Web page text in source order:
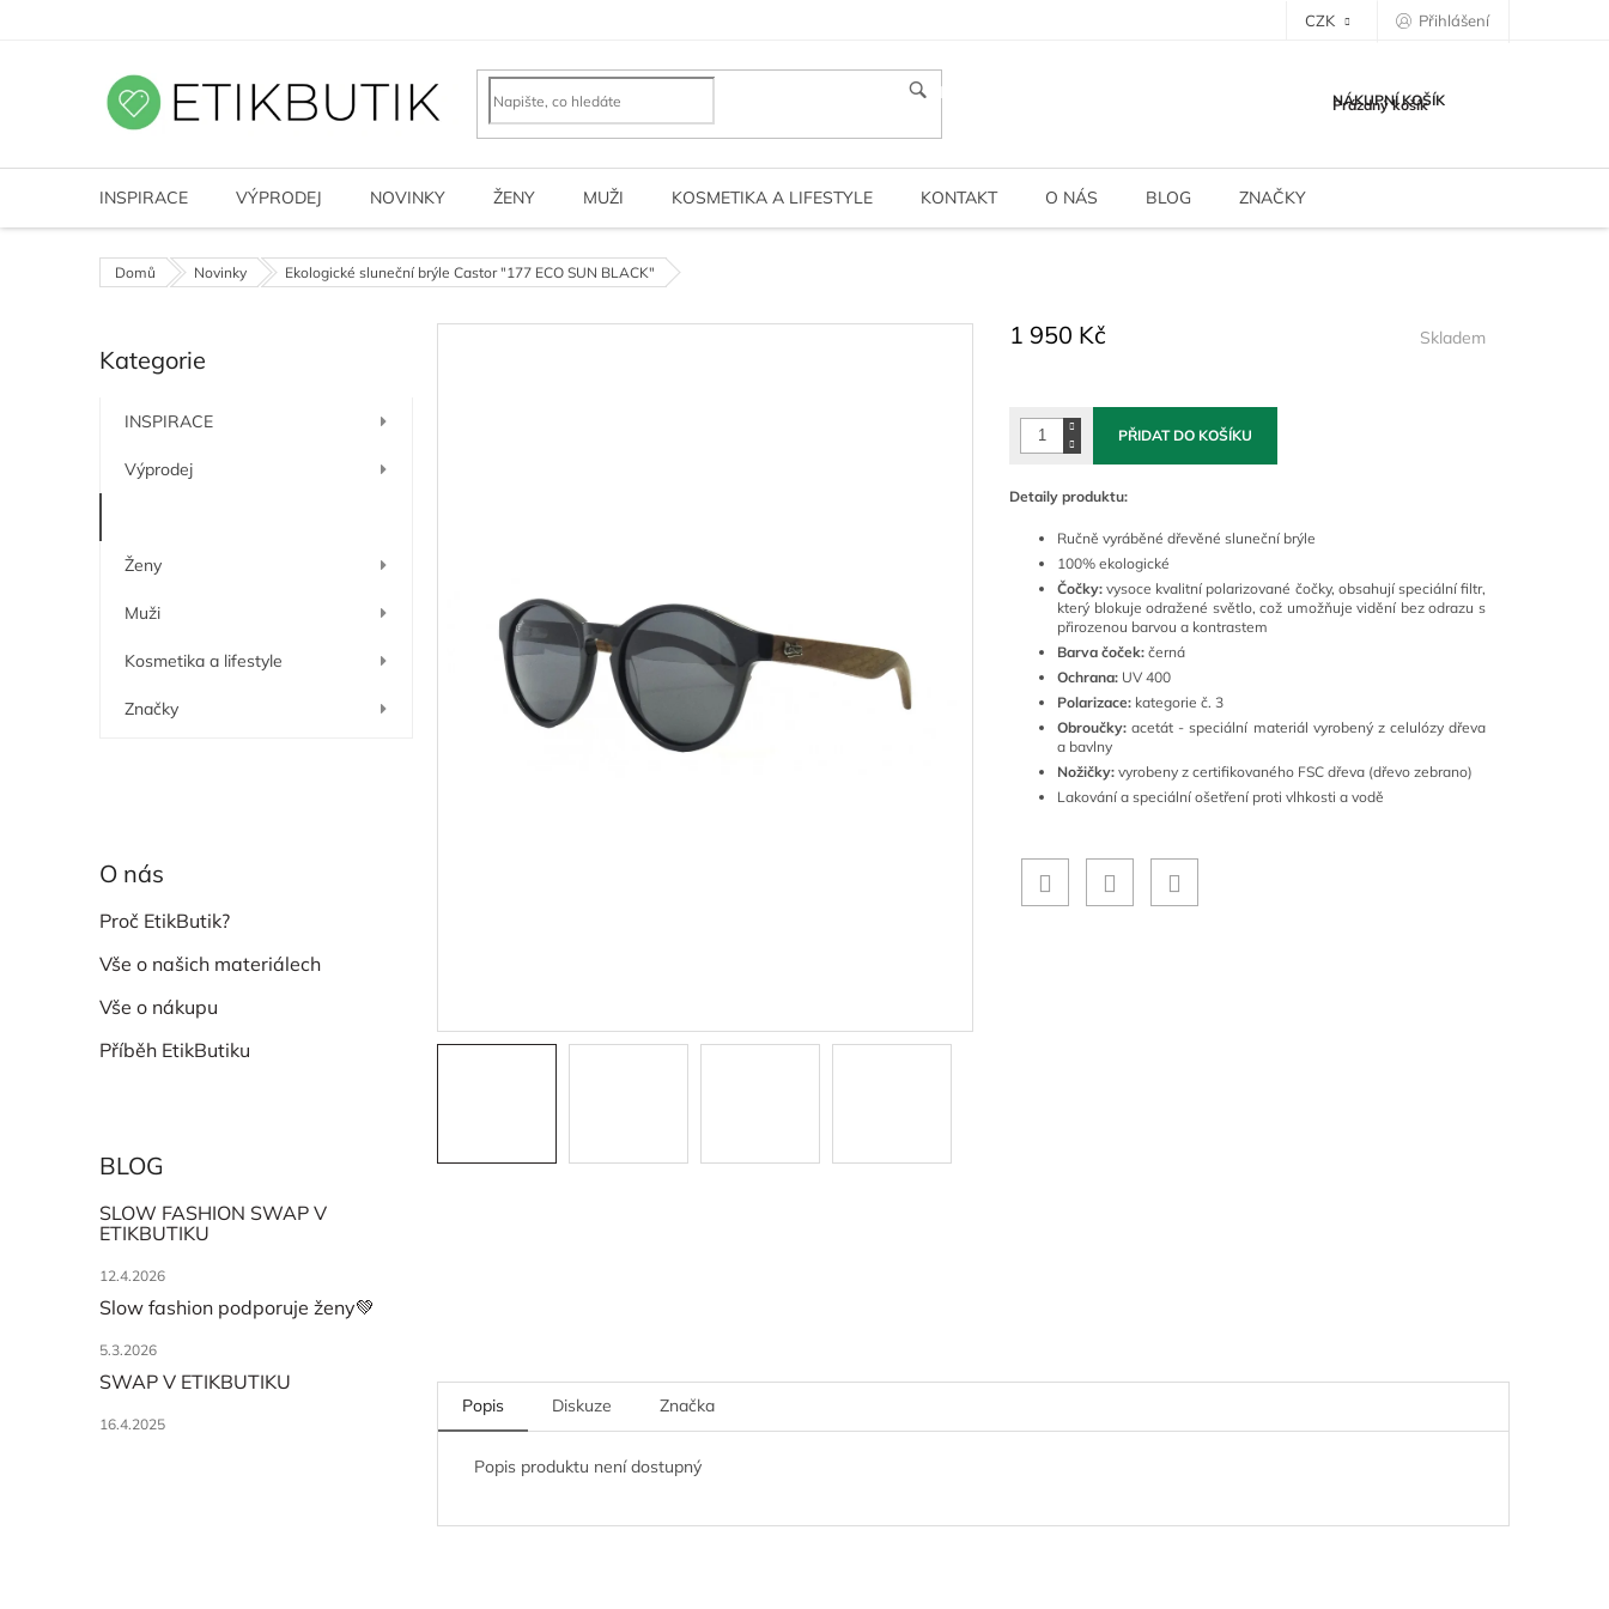
CZK Přihlášení
HLEDAT NÁKUPNÍ KOŠÍK
Prázdný košík
INSPIRACE VÝPRODEJ NOVINKY ŽENY MUŽI KOSMETIKA A LIFESTYLE KONTAKT O NÁS BLOG ZNAČKY
Domů Novinky Ekologické sluneční brýle Castor "177 ECO SUN BLACK"
o
n
í
Přeskočit
kategorie
Kategorie
INSPIRACE
Výprodej
Ženy
Muži
Kosmetika a lifestyle
Značky
O nás
Proč EtikButik?
Vše o našich materiálech
Vše o nákupu
Příběh EtikButiku
BLOG
SLOW FASHION SWAP V
ETIKBUTIKU
12.4.2026
Slow fashion podporuje ženy💚
5.3.2026
SWAP V ETIKBUTIKU
16.4.2025
1 950 Kč Skladem
PŘIDAT DO KOŠÍKU
Detaily produktu:
Ručně vyráběné dřevěné sluneční brýle
100% ekologické
Čočky:vysoce kvalitní polarizované čočky, obsahují speciální filtr,
který blokuje odražené světlo, což umožňuje vidění bez odrazu s
přirozenou barvou a kontrastem
Barva čoček: černá
Ochrana: UV 400
Polarizace: kategorie č. 3
Obroučky:acetát - speciální materiál vyrobený z celulózy dřeva
a bavlny
Nožičky: vyrobeny z certifikovaného FSC dřeva (dřevo zebrano)
Lakování a speciální ošetření proti vlhkosti a vodě
Popis Diskuze Značka
Popis produktu není dostupný